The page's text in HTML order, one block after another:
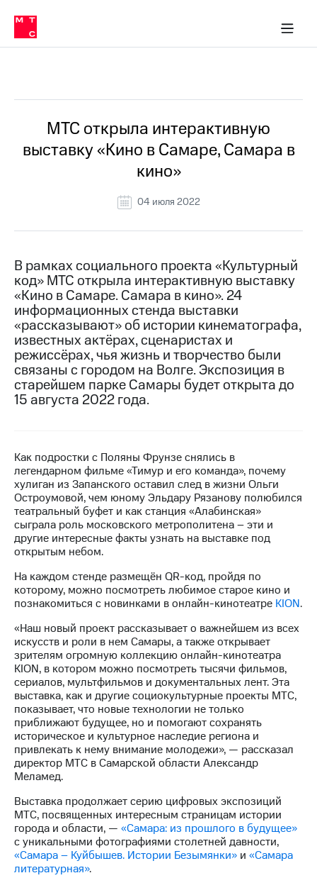
Медиа-центр
и акционерам
Устойчивое развитие
Комплаенс и деловая этика
компании
Карьера
История
компании
информация
Контакты
Медиа-центр
Пресс-
релизы
МТС
о технологиях
Достижения
Интервью
Контакты
Новости
в
регионе
и акционерам
Корпоративное
управление
Корпоративный
секретарь
Раскрытие
информации
Информация
акционерам
Документы
ПАО
"МТС"
Собрания
акционеров
Личный
кабинет
акционера
Акционерный
капитал
Контроль
и
аудит
Рынок
в МТС
Пресс-
релизы
МТС открыла интерактивную
выставку «Кино в Самаре, Самара в
кино»
04 июля 2022
В рамках социального проекта «Культурный
код» МТС открыла интерактивную выставку
«Кино в Самаре. Самара в кино». 24
информационных стенда выставки
«рассказывают» об истории кинематографа,
известных актёрах, сценаристах и
режиссёрах, чья жизнь и творчество были
связаны с городом на Волге. Экспозиция в
старейшем парке Самары будет открыта до
15 августа 2022 года.
Как подростки с Поляны Фрунзе снялись в
легендарном фильме «Тимур и его команда», почему
хулиган из Запанского оставил след в жизни Ольги
Остроумовой, чем юному Эльдару Рязанову полюбился
театральный буфет и как станция «Алабинская»
сыграла роль московского метрополитена – эти и
другие интересные факты узнать на выставке под
открытым небом.
На каждом стенде размещён QR-код, пройдя по
которому, можно посмотреть любимое старое кино и
познакомиться с новинками в онлайн-кинотеатре KION.
«Наш новый проект рассказывает о важнейшем из всех
искусств и роли в нем Самары, а также открывает
зрителям огромную коллекцию онлайн-кинотеатра
KION, в котором можно посмотреть тысячи фильмов,
сериалов, мультфильмов и документальных лент. Эта
выставка, как и другие социокультурные проекты МТС,
показывает, что новые технологии не только
приближают будущее, но и помогают сохранять
историческое и культурное наследие региона и
привлекать к нему внимание молодежи», — рассказал
директор МТС в Самарской области Александр
Меламед.
Выставка продолжает серию цифровых экспозиций
МТС, посвященных интересным страницам истории
города и области, — «Самара: из прошлого в будущее»
с уникальными фотографиями столетней давности,
«Самара – Куйбышев. Истории Безымянки» и «Самара
литературная».